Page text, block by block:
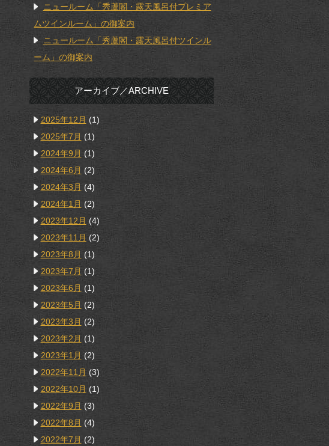
ニュールーム「秀蘆閣・露天風呂付プレミア
ムツインルーム」の御案内
ニュールーム「秀蘆閣・露天風呂付ツインル
ーム」の御案内
アーカイブ／ARCHIVE
2025年12月 (1)
2025年7月 (1)
2024年9月 (1)
2024年6月 (2)
2024年3月 (4)
2024年1月 (2)
2023年12月 (4)
2023年11月 (2)
2023年8月 (1)
2023年7月 (1)
2023年6月 (1)
2023年5月 (2)
2023年3月 (2)
2023年2月 (1)
2023年1月 (2)
2022年11月(3)
2022年10月 (1)
2022年9月(3)
2022年8月 (4)
2022年7月 (2)